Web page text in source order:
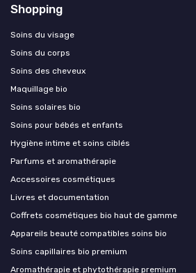
Shopping
Soins du visage
Soins du corps
Soins des cheveux
Maquillage bio
Soins solaires bio
Soins pour bébés et enfants
Hygiène intime et soins ciblés
Parfums et aromathérapie
Accessoires cosmétiques
Livres et documentation
Coffrets cosmétiques bio haut de gamme
Appareils beauté compatibles soins bio
Soins capillaires bio premium
Aromathérapie et phytothérapie premium